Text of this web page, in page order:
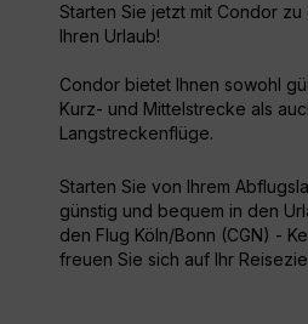
Starten Sie jetzt mit Condor
Ihren Urlaub!
Condor bietet Ihnen sowohl
Kurz- und Mittelstrecke als
Langstreckenflüge.
Starten Sie von Ihrem
günstig und bequem in den
den Flug Köln/Bonn (CGN) -
freuen Sie sich auf Ihr